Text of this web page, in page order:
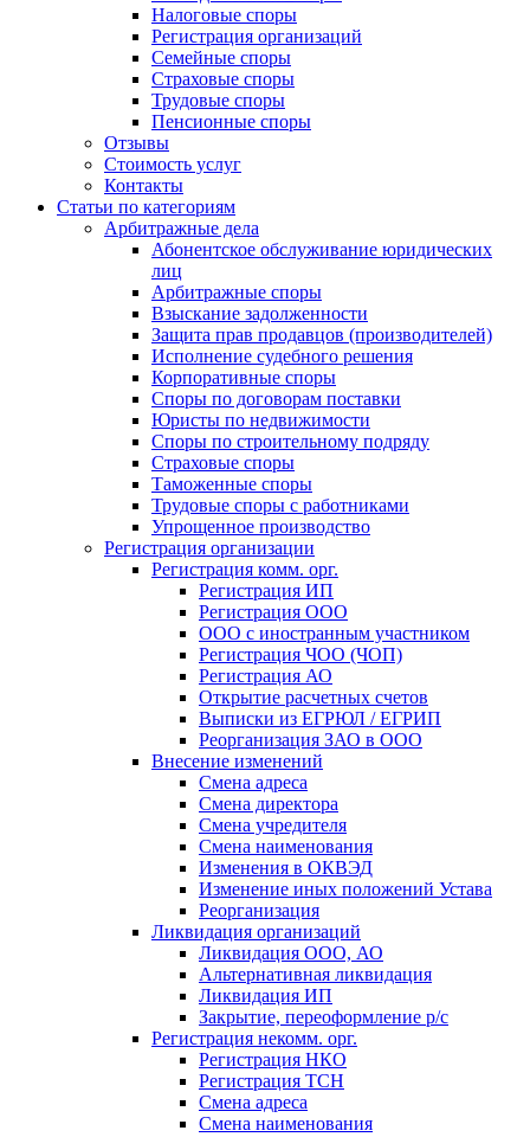
Налоговые споры
Регистрация организаций
Семейные споры
Страховые споры
Трудовые споры
Пенсионные споры
Отзывы
Стоимость услуг
Контакты
Статьи по категориям
Арбитражные дела
Абонентское обслуживание юридических
лиц
Арбитражные споры
Взыскание задолженности
Защита прав продавцов (производителей)
Исполнение судебного решения
Корпоративные споры
Споры по договорам поставки
Юристы по недвижимости
Споры по строительному подряду
Страховые споры
Таможенные споры
Трудовые споры с работниками
Упрощенное производство
Регистрация организации
Регистрация комм. орг.
Регистрация ИП
Регистрация ООО
ООО с иностранным участником
Регистрация ЧОО (ЧОП)
Регистрация АО
Открытие расчетных счетов
Выписки из ЕГРЮЛ / ЕГРИП
Реорганизация ЗАО в ООО
Внесение изменений
Смена адреса
Смена директора
Cмена учредителя
Смена наименования
Изменения в ОКВЭД
Изменение иных положений Устава
Реорганизация
Ликвидация организаций
Ликвидация ООО, АО
Альтернативная ликвидация
Ликвидация ИП
Закрытие, переоформление р/с
Регистрация некомм. орг.
Регистрация НКО
Регистрация ТСН
Смена адреса
Смена наименования